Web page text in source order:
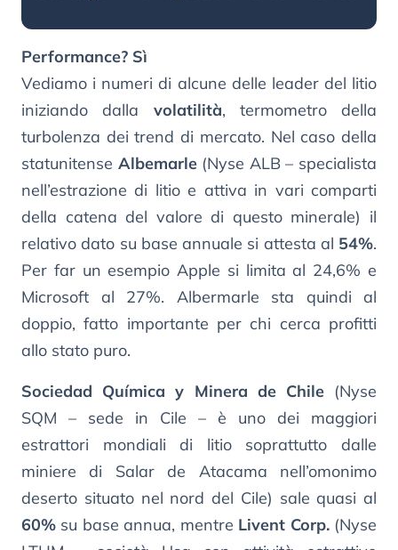
Performance? Sì
Vediamo i numeri di alcune delle leader del litio
iniziando dalla volatilità, termometro della
turbolenza dei trend di mercato. Nel caso della
statunitense Albemarle(Nyse ALB – specialista
nell’estrazione di litio e attiva in vari comparti
della catena del valore di questo minerale) il
relativo dato su base annuale si attesta al 54%.
Per far un esempio Apple si limita al 24,6% e
Microsoft al 27%. Albermarle sta quindi al
doppio, fatto importante per chi cerca profitti
allo stato puro.
Sociedad Química y Minera de Chile(Nyse
SQM – sede in Cile – è uno dei maggiori
estrattori mondiali di litio soprattutto dalle
miniere di Salar de Atacama nell’omonimo
deserto situato nel nord del Cile) sale quasi al
60% su base annua, mentre Livent Corp.(Nyse